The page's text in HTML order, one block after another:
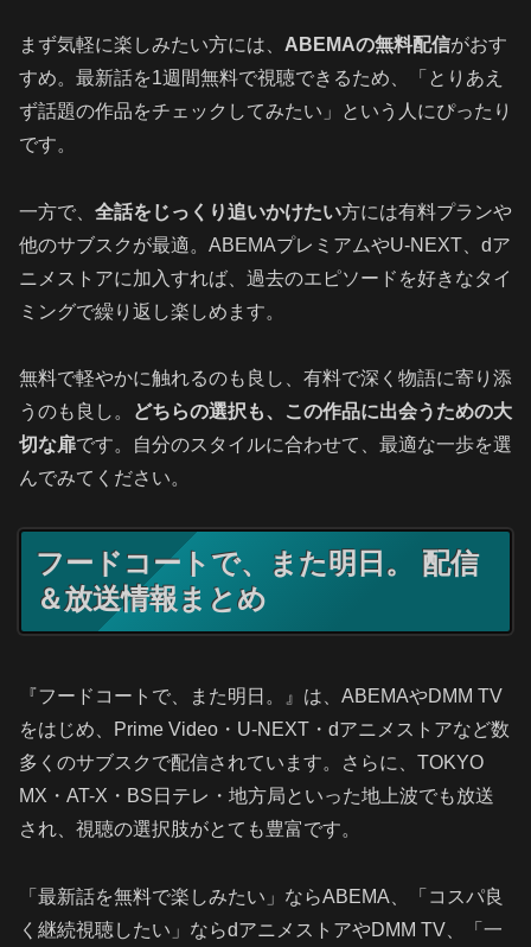
まず気軽に楽しみたい方には、 ABEMAの無料配信がおす
すめ。最新話を1週間無料で視聴できるため、「とりあえ
ず話題の作品をチェックしてみたい」という人にぴったり
です。
一方で、 全話をじっくり追いかけたい方には有料プランや
他のサブスクが最適。ABEMAプレミアムやU-NEXT、dア
ニメストアに加入すれば、過去のエピソードを好きなタイ
ミングで繰り返し楽しめます。
無料で軽やかに触れるのも良し、有料で深く物語に寄り添
うのも良し。
どちらの選択も、この作品に出会うための大
切な扉です。自分のスタイルに合わせて、最適な一歩を選
んでみてください。
フードコートで、また明日。 配信
＆放送情報まとめ
『フードコートで、また明日。』は、ABEMAやDMM TV
をはじめ、Prime Video・U-NEXT・dアニメストアなど数
多くのサブスクで配信されています。さらに、TOKYO
MX・AT-X・BS日テレ・地方局といった地上波でも放送
され、視聴の選択肢がとても豊富です。
「最新話を無料で楽しみたい」ならABEMA、「コスパ良
く継続視聴したい」ならdアニメストアやDMM TV、「一